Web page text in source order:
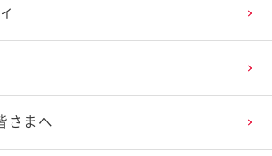
さまへ